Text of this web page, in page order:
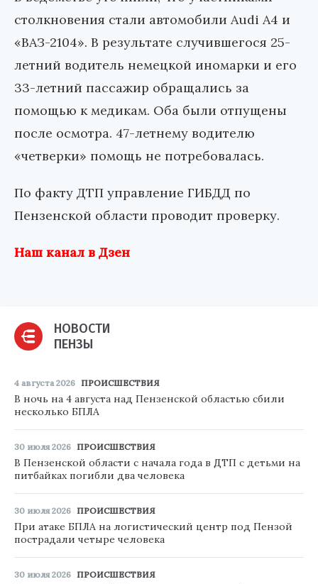
столкновения стали автомобили Audi A4 и
«ВАЗ-2104». В результате случившегося 25-
летний водитель немецкой иномарки и его
33-летний пассажир обращались за
помощью к медикам. Оба были отпущены
после осмотра. 47-летнему водителю
«четверки» помощь не потребовалась.
По факту ДТП управление ГИБДД по
Пензенской области проводит проверку.
Наш канал в Дзен
НОВОСТИ
ПЕНЗЫ
4 августа 2026 ПРОИСШЕСТВИЯ
В ночь на 4 августа над Пензенской областью сбили
несколько БПЛА
30 июля 2026 ПРОИСШЕСТВИЯ
В Пензенской области с начала года в ДТП с детьми на
питбайках погибли два человека
30 июля 2026 ПРОИСШЕСТВИЯ
При атаке БПЛА на логистический центр под Пензой
пострадали четыре человека
30 июля 2026 ПРОИСШЕСТВИЯ